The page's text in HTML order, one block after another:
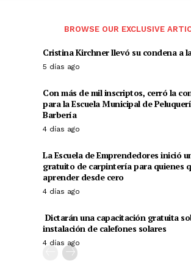
BROWSE OUR EXCLUSIVE
Cristina Kirchner llevó su condena a
5 días ago
Con más de mil inscriptos, cerró la
para la Escuela Municipal de
Barbería
4 días ago
La Escuela de Emprendedores inició
gratuito de carpintería para quienes
aprender desde cero
4 días ago
Dictarán una capacitación gratuita
instalación de calefones solares
4 días ago